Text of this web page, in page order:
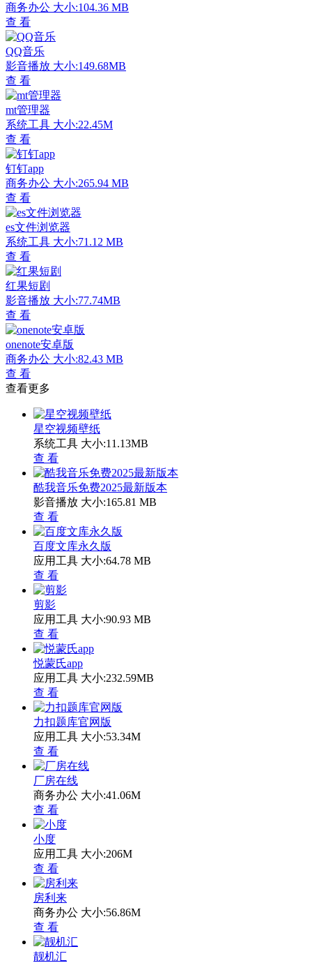
商务办公 大小:104.36 MB
查 看
QQ音乐
影音播放 大小:149.68MB
查 看
mt管理器
系统工具 大小:22.45M
查 看
钉钉app
商务办公 大小:265.94 MB
查 看
es文件浏览器
系统工具 大小:71.12 MB
查 看
红果短剧
影音播放 大小:77.74MB
查 看
onenote安卓版
商务办公 大小:82.43 MB
查 看
查看更多
星空视频壁纸
系统工具 大小:11.13MB
查 看
酷我音乐免费2025最新版本
影音播放 大小:165.81 MB
查 看
百度文库永久版
应用工具 大小:64.78 MB
查 看
剪影
应用工具 大小:90.93 MB
查 看
悦蒙氏app
应用工具 大小:232.59MB
查 看
力扣题库官网版
应用工具 大小:53.34M
查 看
厂房在线
商务办公 大小:41.06M
查 看
小度
应用工具 大小:206M
查 看
房利来
商务办公 大小:56.86M
查 看
靓机汇